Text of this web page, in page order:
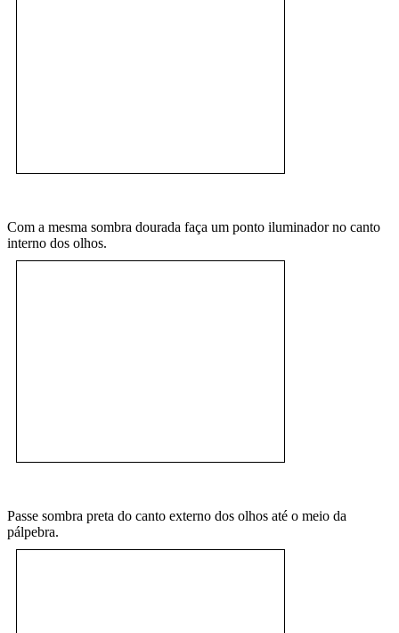
Com a mesma sombra dourada faça um ponto iluminador no canto
interno dos olhos.
Passe sombra preta do canto externo dos olhos até o meio da
pálpebra.